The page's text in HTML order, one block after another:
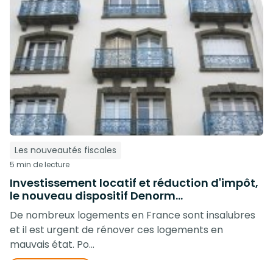
Les nouveautés fiscales
5 min de lecture
Investissement locatif et réduction d'impôt,
le nouveau dispositif Denorm...
De nombreux logements en France sont insalubres
et il est urgent de rénover ces logements en
mauvais état. Po...